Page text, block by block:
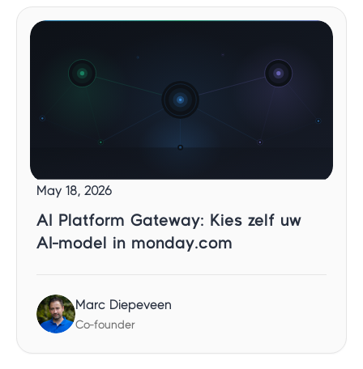
May 18, 2026
AI Platform Gateway: Kies zelf uw
AI-model in monday.com
Marc Diepeveen
Co-founder